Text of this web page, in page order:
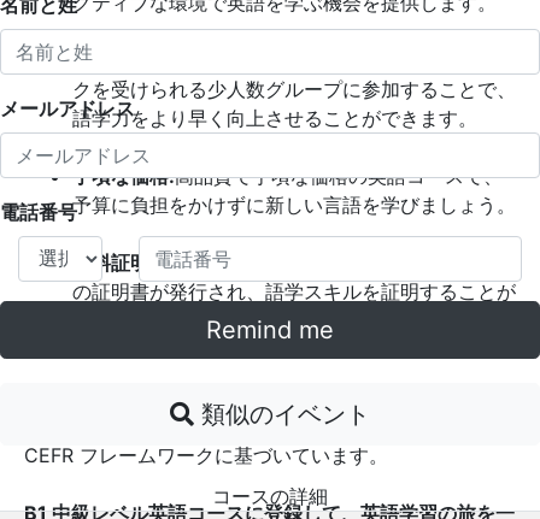
少人数グループ:
クを受けられる少人数グループに参加することで、
語学力をより早く向上させることができます。
手頃な価格:高品質で手頃な価格の英語コースで、
予算に負担をかけずに新しい言語を学びましょう。
無料証明書:当社の英語コースを修了すると、無料
の証明書が発行され、語学スキルを証明することが
当社の英語レベル記述子は、欧州評議会が設定した
CEFR フレームワークに基づいています。
B1 中級レベル英語コースに登録して、英語学習の旅を一
メールアドレス
電話番号
Remind me
類似のイベント
コースの詳細